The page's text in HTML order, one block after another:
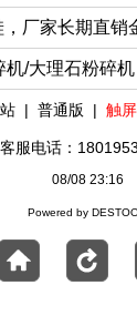
，厂家长期直销
机/大理石粉碎机
| 普通版 | 触
客服电话：
08/08 23:16
Powered by